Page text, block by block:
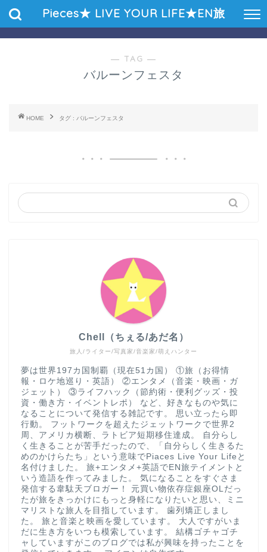
Pieces★ LIVE YOUR LIFE★EN旅
― TAG ―
バルーンフェスタ
HOME タグ : バルーンフェスタ
旅人/ライター/写真家/音楽家/萌えハンター
Chell（ちぇる/あだ名）
夢は世界197カ国制覇（現在51カ国） ①旅（お得情
報・ロケ地巡り・英語） ②エンタメ（音楽・映画・ガ
ジェット） ③ライフハック（節約術・便利グッズ・投
資・働き方・イベントレポ） など、好きなものや気に
なることについて発信する雑記です。 思い立ったら即
行動。 フットワークを超えたジェットワークで世界2
周、アメリカ横断、ラトビア短期移住達成。 自分らし
く生きることが苦手だったので、「自分らしく生きるた
めのかけらたち」という意味でPiaces Live Your Lifeと
名付けました。 旅+エンタメ+英語でEN旅テイメントと
いう造語を作ってみました。 気になることをすぐさま
発信する韋駄天ブロガー！ 元買い物依存症銀座OLだっ
たが旅をきっかけにもっと身軽になりたいと思い、ミニ
マリストな旅人を目指しています。 歯列矯正しまし
た。 旅と音楽と映画を愛しています。 大人ですがいま
だに生き方をいつも模索しています。 結構ゴチャゴチ
ャしていますがこのブログでは私が興味を持ったことを